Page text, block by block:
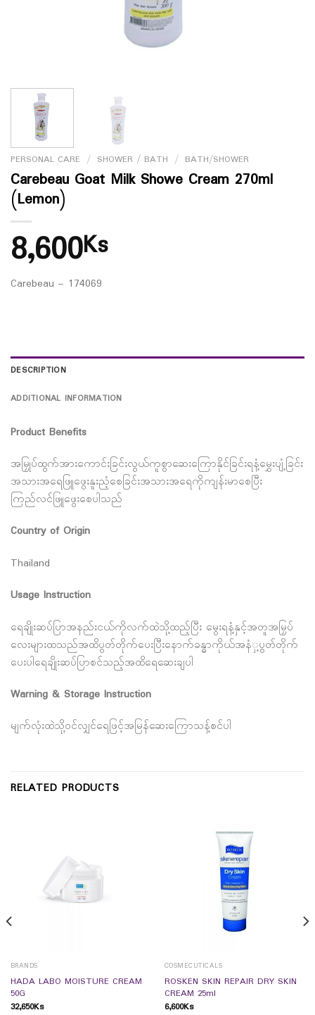
PERSONAL CARE / SHOWER / BATH / BATH/SHOWER
Carebeau Goat Milk Showe Cream 270ml
(Lemon)
8,600Ks
Carebeau – 174069
DESCRIPTION
ADDITIONAL INFORMATION
Product Benefits
အမြှုပ်ထွက်အားကောင်းခြင်းလွယ်ကူစွာဆေးကြောနိုင်ခြင်းရနံ့မွှေးပျံ့ခြင်း
အသားအရေဖြူဖွေးနူးညံ့စေခြင်းအသားအရေကိုကျန်းမာစေပြီး
ကြည်လင်ဖြူဖွေးစေပါသည်
Country of Origin
Thailand
Usage Instruction
ရေချိုးဆပ်ပြာအနည်းငယ်ကိုလက်ထဲသို့ထည့်ပြီး မွေးရနံ့နှင့်အတူအမြှပ်
လေးများထသည်အထိပွတ်တိုက်ပေးပြီးနောက်ခန္ဓာကိုယ်အနံှ့ပွတ်တိုက်
ပေးပါရေချိုးဆပ်ပြာစင်သည့်အထိရေဆေးချပါ
Warning & Storage Instruction
မျက်လုံးထဲသို့ဝင်လျှင်ရေဖြင့်အမြန်ဆေးကြောသန့်စင်ပါ
RELATED PRODUCTS
BRANDS
HADA LABO MOISTURE CREAM
50G
32,650Ks
COSMECUTICALS
ROSKEN SKIN REPAIR DRY SKIN
CREAM 25ml
6,600Ks